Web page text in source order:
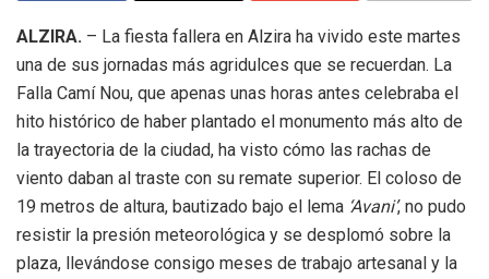
ALZIRA. – La fiesta fallera en Alzira ha vivido este martes
una de sus jornadas más agridulces que se recuerdan. La
Falla Camí Nou, que apenas unas horas antes celebraba el
hito histórico de haber plantado el monumento más alto de
la trayectoria de la ciudad, ha visto cómo las rachas de
viento daban al traste con su remate superior. El coloso de
19 metros de altura, bautizado bajo el lema ‘Avani’, no pudo
resistir la presión meteorológica y se desplomó sobre la
plaza, llevándose consigo meses de trabajo artesanal y la